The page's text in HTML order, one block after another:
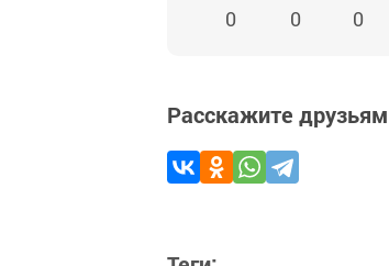
0 0 0
Расскажите друзьям